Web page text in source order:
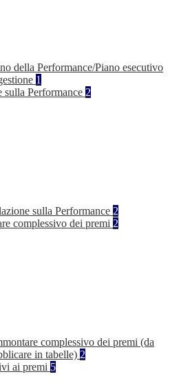
della Performance/Piano esecutivo
1
sulla Performance 2
sulla Performance 2
complessivo dei premi 2
complessivo dei premi (da
in tabelle) 2
ai premi 5